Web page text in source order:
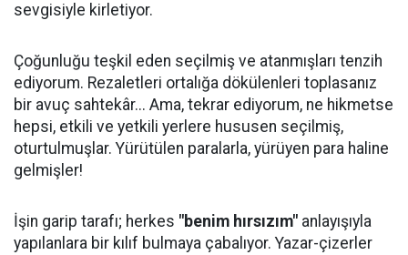
sevgisiyle kirletiyor.
Çoğunluğu teşkil eden seçilmiş ve atanmışları tenzih
ediyorum. Rezaletleri ortalığa dökülenleri toplasanız
bir avuç sahtekâr... Ama, tekrar ediyorum, ne hikmetse
hepsi, etkili ve yetkili yerlere hususen seçilmiş,
oturtulmuşlar. Yürütülen paralarla, yürüyen para haline
gelmişler!
İşin garip tarafı; herkes "benim hırsızım" anlayışıyla
yapılanlara bir kılıf bulmaya çabalıyor. Yazar-çizerler